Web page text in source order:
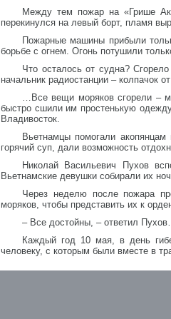
Между тем пожар на «Грише
перекинулся на левый борт, пламя
Пожарные машины прибыли
борьбе с огнем. Огонь потушили
Что осталось от судна?
начальник радиостанции – колпачок
…Все вещи моряков сгорели –
быстро сшили им простенькую
Владивосток.
Вьетнамцы помогали
горячий суп, дали возможность
Николай Васильевич Пухов
Вьетнамские девушки собирали их
Через неделю после пожара
моряков, чтобы представить их к
– Все достойны, – ответил
Каждый год 10 мая, в день
человеку, с которым были вместе в